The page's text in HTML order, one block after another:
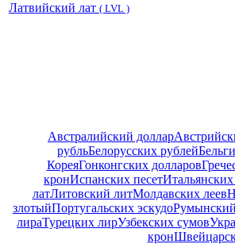
Латвийский лат ( LVL )
Австралийский доллар
рубльБелорусских рублей
КореяГонконгских долларов
кронИспанских песет
латЛитовский литМолдавских леев
злотыйПортугальских эскудо
лираТурецких лирУзбекских сумов
крон